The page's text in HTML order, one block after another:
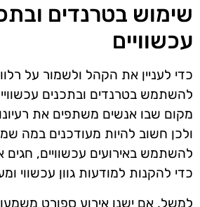
שימוש בטרנדים
עכשוויים
כדי לעניין את הקהל ולשמור על
להשתמש בטרנדים ובתכנים
מקום שבו אנשים משתפים את
ולכן חשוב להיות מעודכנים במה
להשתמש באירועים עכשוויים, חגים
כדי להקנות למודעות גוון עכשווי
למשל, אם ישנו אירוע ספורט